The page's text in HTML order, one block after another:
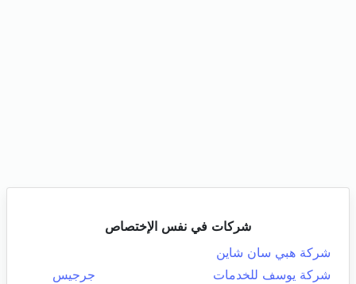
شركات في نفس الإختصاص
شركة هبي سان شاين
شركة يوسف للخدمات
جرجيس